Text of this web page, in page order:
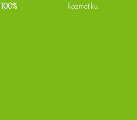
100%
kozmetiku.